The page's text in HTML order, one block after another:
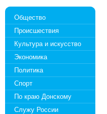
Общество
Происшествия
Культура и искусство
Экономика
Политика
Спорт
По краю Донскому
Служу России